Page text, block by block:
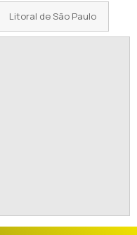
Litoral de São Paulo